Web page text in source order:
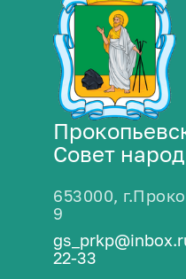
Совет
653000,
9
22-33